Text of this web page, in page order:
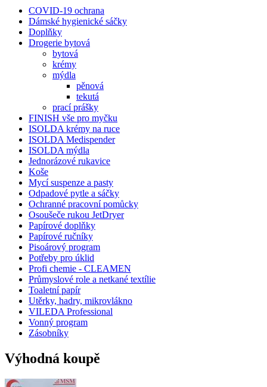
COVID-19 ochrana
Dámské hygienické sáčky
Doplňky
Drogerie bytová
bytová
krémy
mýdla
pěnová
tekutá
prací prášky
FINISH vše pro myčku
ISOLDA krémy na ruce
ISOLDA Medispender
ISOLDA mýdla
Jednorázové rukavice
Koše
Mycí suspenze a pasty
Odpadové pytle a sáčky
Ochranné pracovní pomůcky
Osoušeče rukou JetDryer
Papírové doplňky
Papírové ručníky
Pisoárový program
Potřeby pro úklid
Profi chemie - CLEAMEN
Průmyslové role a netkané textílie
Toaletní papír
Utěrky, hadry, mikrovlákno
VILEDA Professional
Vonný program
Zásobníky
Výhodná koupě